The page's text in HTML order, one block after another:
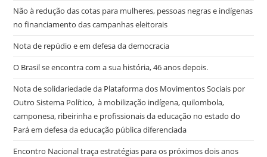
Não à redução das cotas para mulheres, pessoas negras e indígenas
no financiamento das campanhas eleitorais
Nota de repúdio e em defesa da democracia
O Brasil se encontra com a sua história, 46 anos depois.
Nota de solidariedade da Plataforma dos Movimentos Sociais por
Outro Sistema Político, à mobilização indígena, quilombola,
camponesa, ribeirinha e profissionais da educação no estado do
Pará em defesa da educação pública diferenciada
Encontro Nacional traça estratégias para os próximos dois anos